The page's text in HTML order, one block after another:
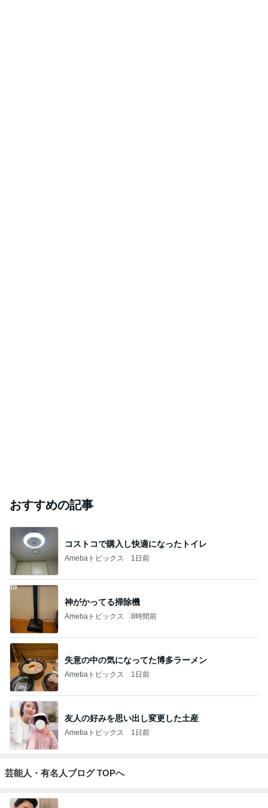
おすすめの記事
コストコで購入し快適になったトイレ
Amebaトピックス 1日前
神がかってる掃除機
Amebaトピックス 8時間前
失意の中の気になってた博多ラーメン
Amebaトピックス 1日前
友人の好みを思い出し変更した土産
Amebaトピックス 1日前
芸能人・有名人ブログ TOPへ